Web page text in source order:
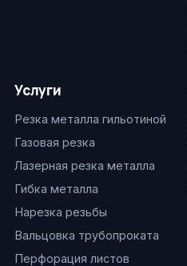
Услуги
Резка металла гильотиной
Газовая резка
Лазерная резка металла
Гибка металла
Нарезка резьбы
Вальцовка трубопроката
Перфорация листов